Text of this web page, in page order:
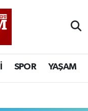
SPOR YAŞAM